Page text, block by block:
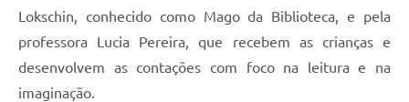
Lokschin, conhecido como Mago da Biblioteca, e pela
professora Lucia Pereira, que recebem as crianças e
desenvolvem as contações com foco na leitura e na
imaginação.